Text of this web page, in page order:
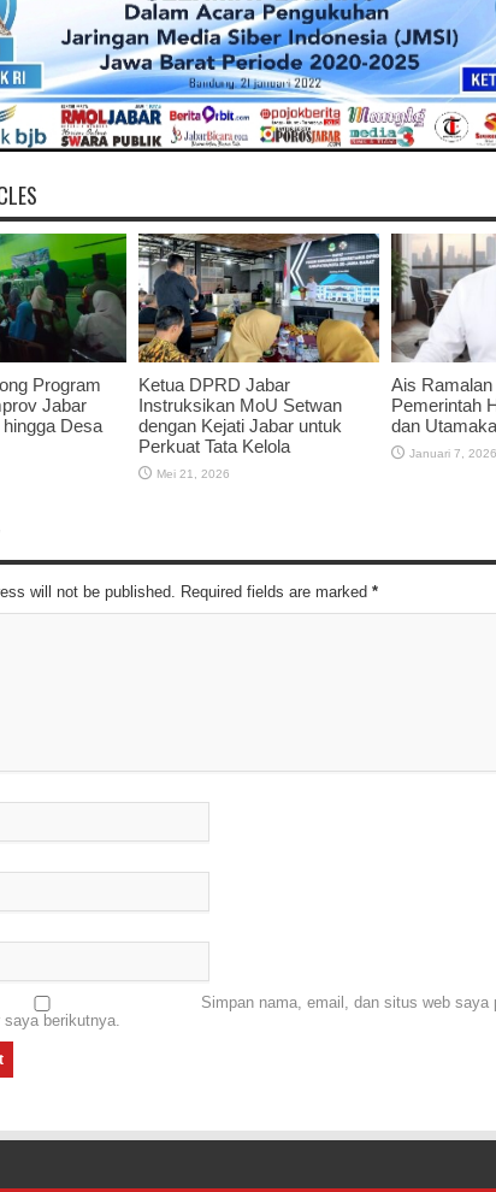
Program
Jabar
Desa
Ketua DPRD Jabar
Instruksikan MoU Setwan
dengan Kejati Jabar untuk
Perkuat Tata Kelola
Mei 21, 2026
Ais
Pemerintah
dan
Januari 7, 2026
will not be published. Required fields are marked *
Simpan nama, email, dan situs web saya
berikutnya.